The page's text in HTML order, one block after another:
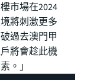
市場在2024
將刺激更多
過去澳門甲
將會趁此機
。」